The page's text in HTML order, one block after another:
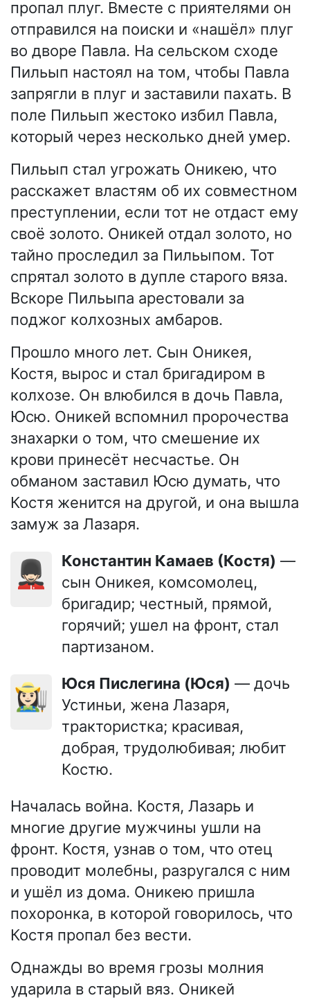
пропал плуг. Вместе с приятелями он
отправился на поиски и «нашёл» плуг
во дворе Павла. На сельском сходе
Пильып настоял на том, чтобы Павла
запрягли в плуг и заставили пахать. В
поле Пильып жестоко избил Павла,
который через несколько дней умер.
Пильып стал угрожать Оникею, что
расскажет властям об их совместном
преступлении, если тот не отдаст ему
своё золото. Оникей отдал золото, но
тайно проследил за Пильыпом. Тот
спрятал золото в дупле старого вяза.
Вскоре Пильыпа арестовали за
поджог колхозных амбаров.
Прошло много лет. Сын Оникея,
Костя, вырос и стал бригадиром в
колхозе. Он влюбился в дочь Павла,
Юсю. Оникей вспомнил пророчества
знахарки о том, что смешение их
крови принесёт несчастье. Он
обманом заставил Юсю думать, что
Костя женится на другой, и она вышла
замуж за Лазаря.
💂🏻‍♂️ Константин Камаев (Костя) —
сын Оникея, комсомолец,
бригадир; честный, прямой,
горячий; ушел на фронт, стал
партизаном.
👩🏻‍🌾 Юся Пислегина (Юся) — дочь
Устиньи, жена Лазаря,
трактористка; красивая,
добрая, трудолюбивая; любит
Костю.
Началась война. Костя, Лазарь и
многие другие мужчины ушли на
фронт. Костя, узнав о том, что отец
проводит молебны, разругался с ним
и ушёл из дома. Оникею пришла
похоронка, в которой говорилось, что
Костя пропал без вести.
Однажды во время грозы молния
ударила в старый вяз. Оникей